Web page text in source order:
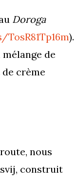
Doroga
).
mélange de
crème
nous
construit